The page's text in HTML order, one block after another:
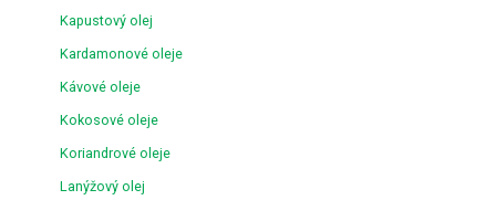
Kapustový olej
Kardamonové oleje
Kávové oleje
Kokosové oleje
Koriandrové oleje
Lanýžový olej